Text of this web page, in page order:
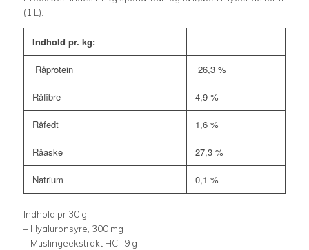
(1 L).
Indhold pr. kg:
Råprotein 26,3 %
Råfibre 4,9 %
Råfedt 1,6 %
Råaske 27,3 %
Natrium 0,1 %
Indhold pr 30 g:
– Hyaluronsyre, 300 mg
– Muslingeekstrakt HCI, 9 g